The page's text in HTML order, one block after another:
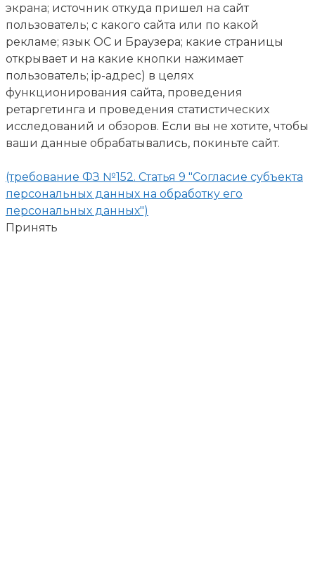
экрана; источник откуда пришел на сайт
пользователь; с какого сайта или по какой
рекламе; язык ОС и Браузера; какие страницы
открывает и на какие кнопки нажимает
пользователь; ip-адрес) в целях
функционирования сайта, проведения
ретаргетинга и проведения статистических
исследований и обзоров. Если вы не хотите, чтобы
ваши данные обрабатывались, покиньте сайт.
(требование ФЗ №152. Статья 9 "Согласие субъекта
персональных данных на обработку его
персональных данных")
Принять